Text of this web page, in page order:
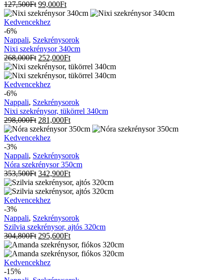
127,500Ft 99,000Ft
Nixi
szekrénysor
340cm
Kedvencekhez
-6%
Nappali, Szekrénysorok
Nixi szekrénysor 340cm
268,000Ft 252,000Ft
Nixi
szekrénysor,
tükörrel
340cm
Kedvencekhez
-6%
Nappali, Szekrénysorok
Nixi szekrénysor, tükörrel 340cm
298,000Ft 281,000Ft
Nóra
szekrénysor
350cm
Kedvencekhez
-3%
Nappali, Szekrénysorok
Nóra szekrénysor 350cm
353,500Ft 342,900Ft
Szilvia
szekrénysor,
ajtós
320cm
Kedvencekhez
-3%
Nappali, Szekrénysorok
Szilvia szekrénysor, ajtós 320cm
304,800Ft 295,600Ft
Amanda
szekrénysor,
Kedvencekhez
-15%